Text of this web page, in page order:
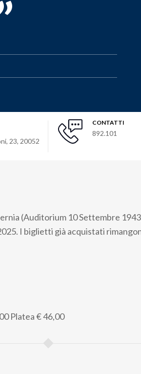
23, 20052
CONTATTI
892.101
(Auditorium 10 Settembre
I biglietti già acquistati
Platea€ 46,00